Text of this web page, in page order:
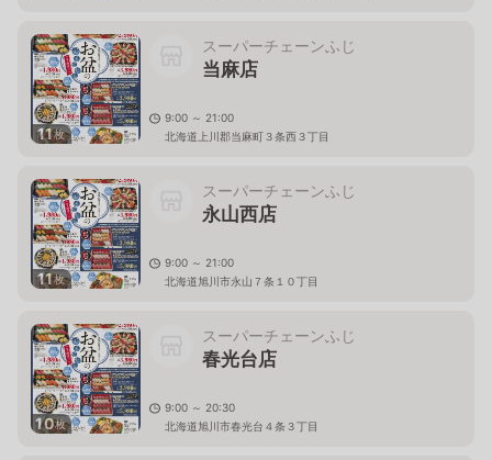
11枚
スーパーチェーンふじ
当麻店
9:00 ～ 21:00
北海道上川郡当麻町３条西３丁目
11枚
スーパーチェーンふじ
永山西店
9:00 ～ 21:00
北海道旭川市永山７条１０丁目
10枚
スーパーチェーンふじ
春光台店
9:00 ～ 20:30
北海道旭川市春光台４条３丁目